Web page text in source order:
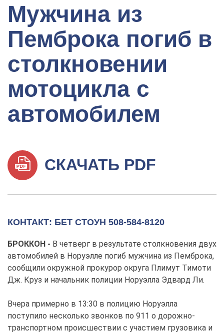
Мужчина из
Пемброка погиб в
столкновении
мотоцикла с
автомобилем
СКАЧАТЬ PDF
КОНТАКТ: БЕТ СТОУН 508-584-8120
БРОККОН - В четверг в результате столкновения двух
автомобилей в Норуэлле погиб мужчина из Пемброка,
сообщили окружной прокурор округа Плимут Тимоти
Дж. Круз и начальник полиции Норуэлла Эдвард Ли.
Вчера примерно в 13:30 в полицию Норуэлла
поступило несколько звонков по 911 о дорожно-
транспортном происшествии с участием грузовика и